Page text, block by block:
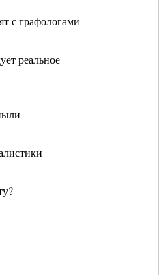
с графологами
реальное